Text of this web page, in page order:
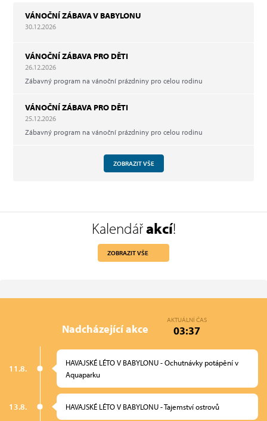
VÁNOČNÍ ZÁBAVA V BABYLONU
30.12.2026
VÁNOČNÍ ZÁBAVA PRO DĚTI
26.12.2026
Zábavný program na vánoční prázdniny pro celou rodinu
VÁNOČNÍ ZÁBAVA PRO DĚTI
25.12.2026
Zábavný program na vánoční prázdniny pro celou rodinu
ZOBRAZIT VŠE
Kalendářakcí!
ZOBRAZIT VŠE
Nadcházející akce
AKTUÁLNÍ ČAS
03:37
11.8.
HAVAJSKÉ LÉTO V BABYLONU - Ochutnávky potápění v
Aquaparku
13.8. HAVAJSKÉ LÉTO V BABYLONU - Tajemství ostrovů